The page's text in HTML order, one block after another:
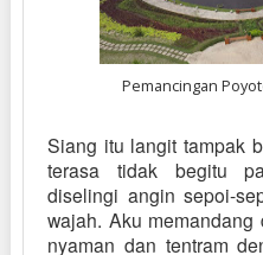
Pemancingan
Siang itu langit tampak
terasa tidak begitu
diselingi angin sepoi-
wajah. Aku
nyaman dan tentram